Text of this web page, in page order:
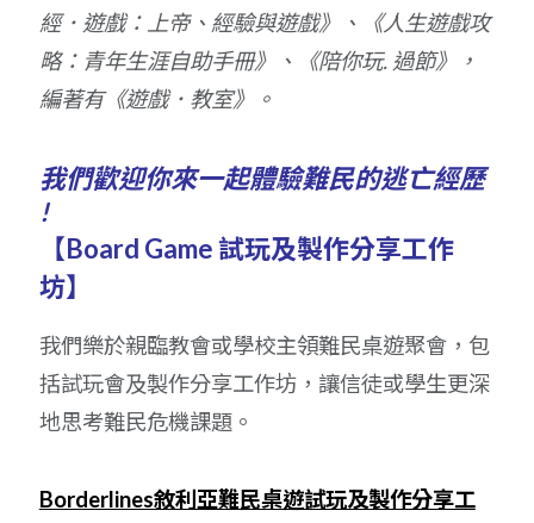
經．遊戲：上帝、經驗與遊戲》、《人生遊戲攻
略：青年生涯自助手冊》、《陪你玩. 過節》，
編著有《遊戲．教室》。
我們歡迎你來一起體驗難民的逃亡經歷
!
【Board Game 試玩及製作分享工作
坊】
我們樂於親臨教會或學校主領難民桌遊聚會，包
括試玩會及製作分享工作坊，讓信徒或學生更深
地思考難民危機課題。
Borderlines敘利亞難民桌遊試玩及製作分享工